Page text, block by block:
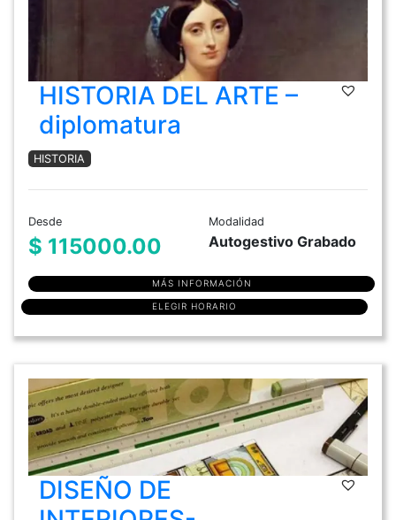
HISTORIA DEL ARTE –
diplomatura
HISTORIA
Desde
$ 115000.00
Modalidad
Autogestivo Grabado
MÁS INFORMACIÓN
ELEGIR HORARIO
DISEÑO DE